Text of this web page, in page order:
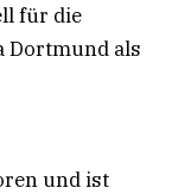
für die
Dortmund als
und ist